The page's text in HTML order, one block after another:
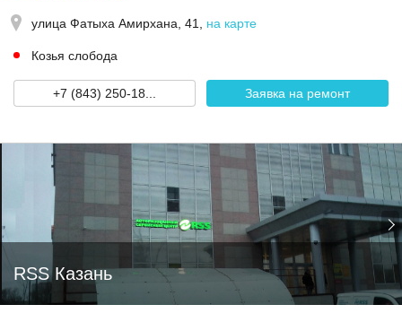
улица Фатыха Амирхана, 41 на карте
Козья слобода
+7 (843) 250-18... Заявка на ремонт
RSS Казань